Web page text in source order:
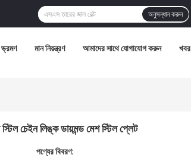
অনুসন্ধান করুন
ভ্রমণ মান নিয়ন্ত্রণ আমাদের সাথে যোগাযোগ করুন খবর
চেইন লিঙ্ক ডায়মন্ড মেশ স্টিল প্লেট
পণ্যের বিবরণ: